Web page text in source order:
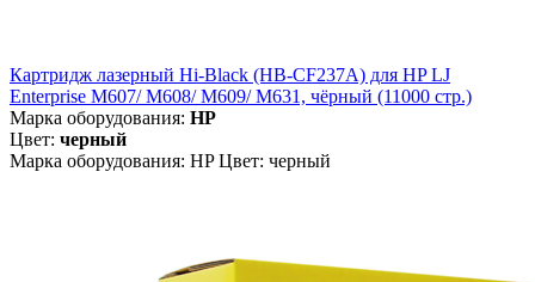
Картридж лазерный Hi-Black (HB-CF237A) для HP LJ
Enterprise M607/ M608/ M609/ M631, чёрный (11000 стр.)
Марка оборудования: HP
Цвет: черный
Марка оборудования: HP Цвет: черный